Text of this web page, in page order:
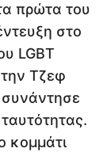
πρώτα του
στο
LGBT
Τζεφ
συνάντησε
κομμάτι